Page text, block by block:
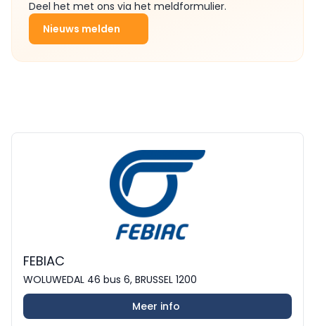
Deel het met ons via het meldformulier.
Nieuws melden
FEBIAC
WOLUWEDAL 46 bus 6, BRUSSEL 1200
Meer info